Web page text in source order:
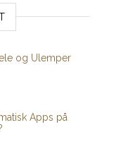
og Ulemper
Apps på